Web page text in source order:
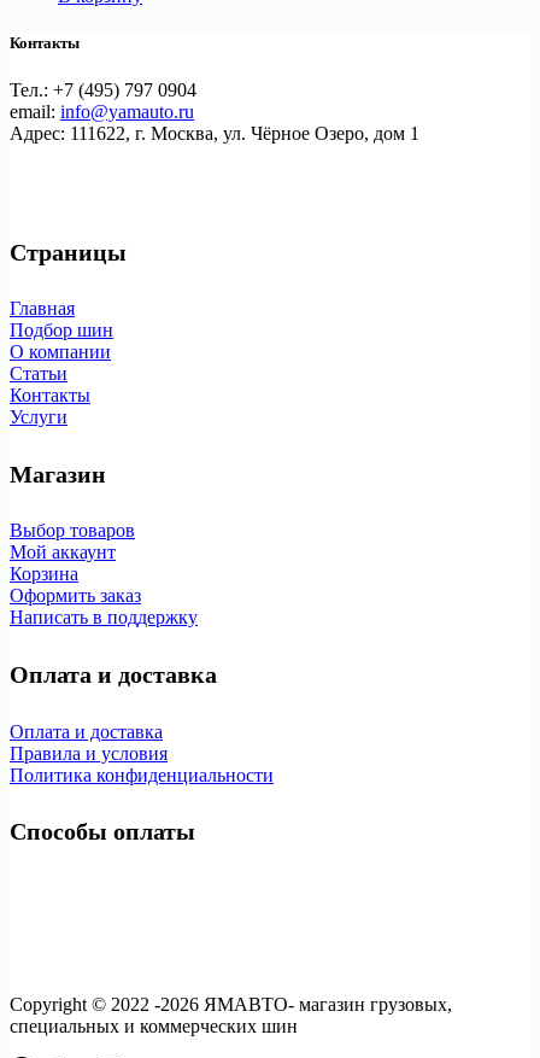
Контакты
Тел.: +7 (495) 797 0904
email: info@yamauto.ru
Адрес: 111622, г. Москва, ул. Чёрное Озеро, дом 1
Страницы
Главная
Подбор шин
О компании
Статьи
Контакты
Услуги
Магазин
Выбор товаров
Мой аккаунт
Корзина
Оформить заказ
Написать в поддержку
Оплата и доставка
Оплата и доставка
Правила и условия
Политика конфиденциальности
Способы оплаты
Copyright © 2022 -2026 ЯМАВТО- магазин грузовых,
специальных и коммерческих шин